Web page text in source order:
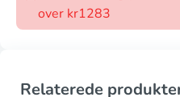
over kr1283
Relaterede